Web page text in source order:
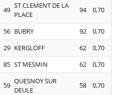
49 ST CLEMENT DE LA
PLACE
94 0,70
56 BUBRY 92
0,70
29 KERGLOFF 62
0,70
85 ST MESMIN 62 0,70
59 QUESNOY SUR
DEULE
58 0,70